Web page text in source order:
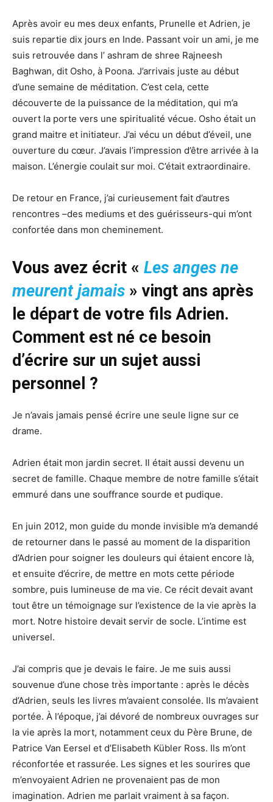
Après avoir eu mes deux enfants, Prunelle et Adrien, je
suis repartie dix jours en Inde. Passant voir un ami, je me
suis retrouvée dans l’ ashram de shree Rajneesh
Baghwan, dit Osho, à Poona. J’arrivais juste au début
d’une semaine de méditation. C’est cela, cette
découverte de la puissance de la méditation, qui m’a
ouvert la porte vers une spiritualité vécue. Osho était un
grand maitre et initiateur. J’ai vécu un début d’éveil, une
ouverture du cœur. J’avais l’impression d’être arrivée à la
maison. L’énergie coulait sur moi. C’était extraordinaire.
De retour en France, j’ai curieusement fait d’autres
rencontres –des mediums et des guérisseurs-qui m’ont
confortée dans mon cheminement.
Vous avez écrit « Les anges ne
meurent jamais » vingt ans après
le départ de votre fils Adrien.
Comment est né ce besoin
d’écrire sur un sujet aussi
personnel ?
Je n’avais jamais pensé écrire une seule ligne sur ce
drame.
Adrien était mon jardin secret. Il était aussi devenu un
secret de famille. Chaque membre de notre famille s’était
emmuré dans une souffrance sourde et pudique.
En juin 2012, mon guide du monde invisible m’a demandé
de retourner dans le passé au moment de la disparition
d’Adrien pour soigner les douleurs qui étaient encore là,
et ensuite d’écrire, de mettre en mots cette période
sombre, puis lumineuse de ma vie. Ce récit devait avant
tout être un témoignage sur l’existence de la vie après la
mort. Notre histoire devait servir de socle. L’intime est
universel.
J’ai compris que je devais le faire. Je me suis aussi
souvenue d’une chose très importante : après le décès
d’Adrien, seuls les livres m’avaient consolée. Ils m’avaient
portée. À l’époque, j’ai dévoré de nombreux ouvrages sur
la vie après la mort, notamment ceux du Père Brune, de
Patrice Van Eersel et d’Elisabeth Kübler Ross. Ils m’ont
réconfortée et rassurée. Les signes et les sourires que
m’envoyaient Adrien ne provenaient pas de mon
imagination. Adrien me parlait vraiment à sa façon.